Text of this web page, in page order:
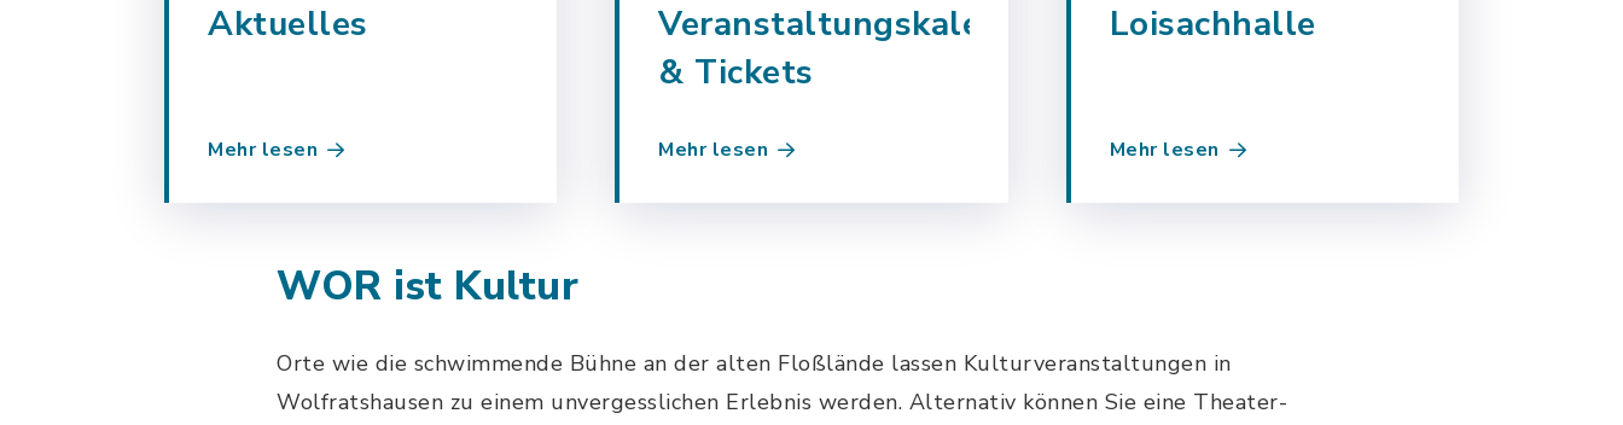
Aktuelles
Mehr lesen
Veranstaltungskalender
& Tickets
Mehr lesen
Loisachhalle
Mehr lesen
WOR ist Kultur
Orte wie die schwimmende Bühne an der alten Floßlände lassen Kulturveranstaltungen in
Wolfratshausen zu einem unvergesslichen Erlebnis werden. Alternativ können Sie eine Theater-